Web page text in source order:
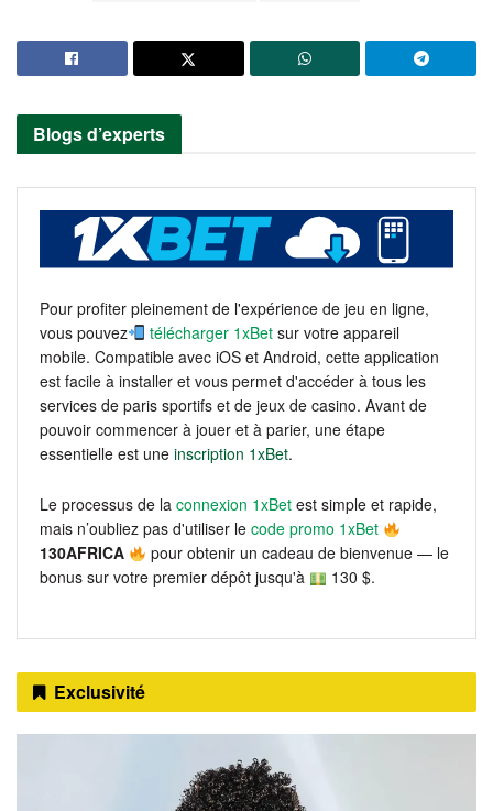
Blogs d’experts
Pour profiter pleinement de l'expérience de jeu en ligne,
vous pouvez
télécharger 1xBet sur votre appareil
mobile. Compatible avec iOS et Android, cette application
est facile à installer et vous permet d'accéder à tous les
services de paris sportifs et de jeux de casino. Avant de
pouvoir commencer à jouer et à parier, une étape
essentielle est une inscription 1xBet.
Le processus de la connexion 1xBet est simple et rapide,
mais n’oubliez pas d'utiliser le code promo 1xBet
130AFRICA
pour obtenir un cadeau de bienvenue — le
bonus sur votre premier dépôt jusqu'à
130 $.
Exclusivité